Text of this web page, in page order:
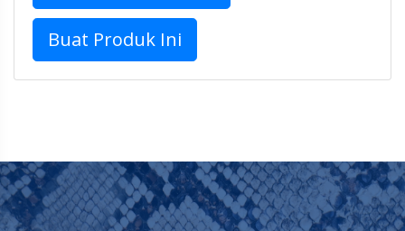
Buat Produk Ini